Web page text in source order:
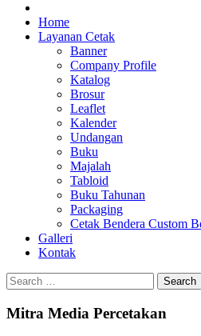
Goe Media Percetakan | 0822-4439-
0822-4439-5599 (Call/WA)
invoice kartu nama label map nota
pernikahan murah online 24 jam
Home
Layanan Cetak
Banner
Company Profile
Katalog
Brosur
Leaflet
Kalender
Undangan
Buku
Majalah
Tabloid
Buku Tahunan
Packaging
Cetak Bendera Custom
Galleri
Kontak
Search
for:
Mitra Media Percetakan